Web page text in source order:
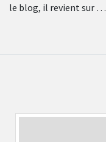
le blog, il revient sur …